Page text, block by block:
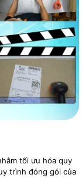
tối ưu hóa quy
trình đóng gói của